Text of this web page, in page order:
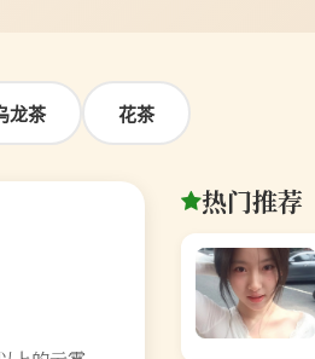
龙茶 花茶
热门推荐